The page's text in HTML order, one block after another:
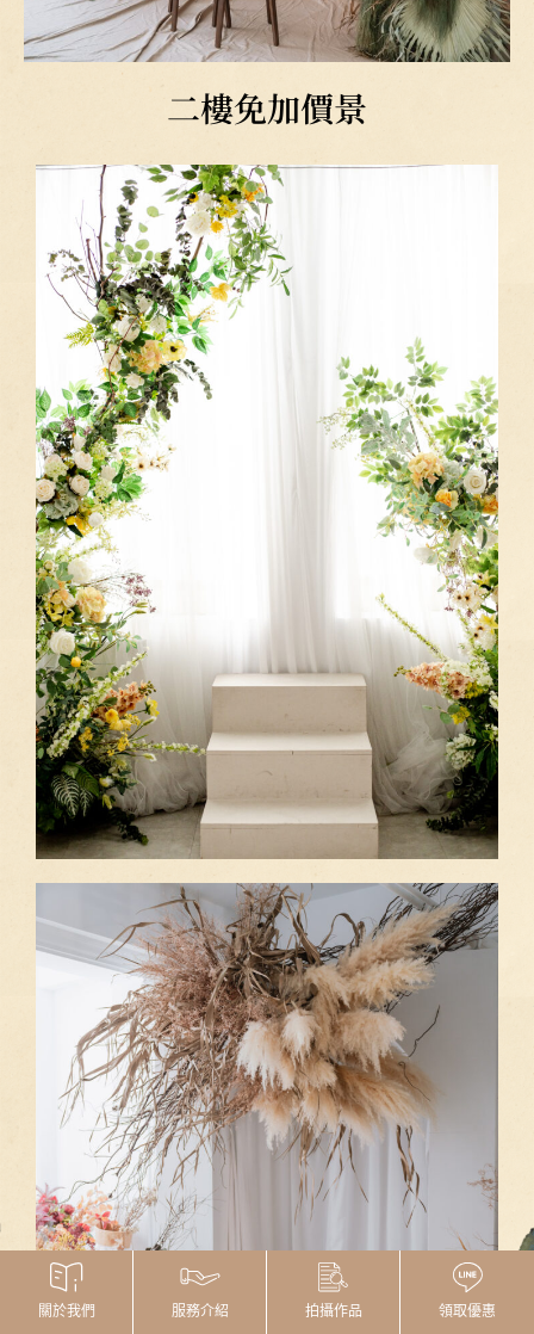
二樓免加價景
關於我們 服務介紹 拍攝作品 領取優惠